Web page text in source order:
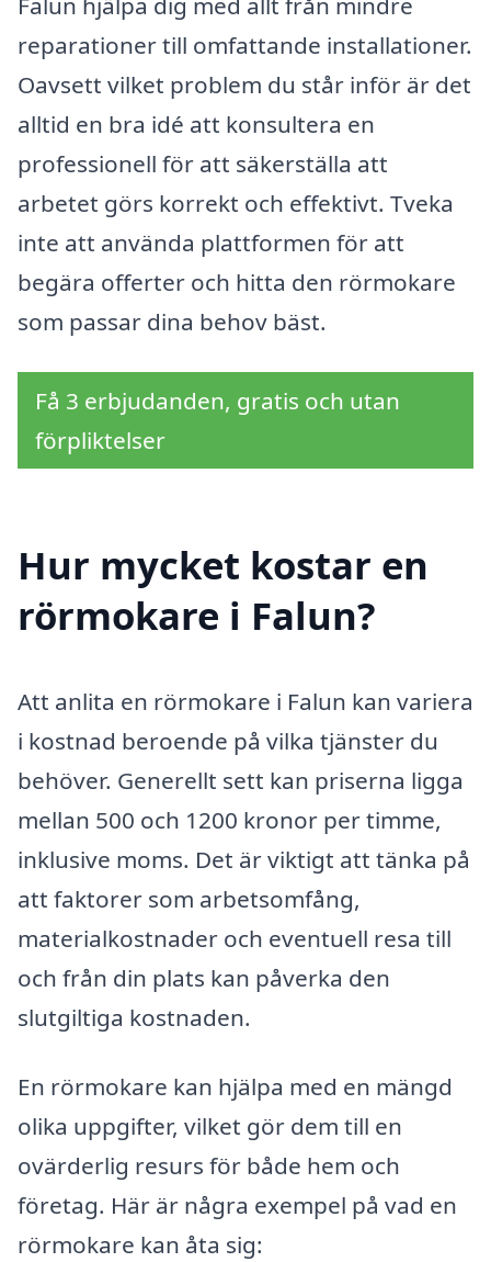
reparationer till omfattande installationer.
Oavsett vilket problem du står inför är det
alltid en bra idé att konsultera en
professionell för att säkerställa att
arbetet görs korrekt och effektivt. Tveka
inte att använda plattformen för att
begära offerter och hitta den rörmokare
som passar dina behov bäst.
Få 3 erbjudanden, gratis och utan
förpliktelser
Hur mycket kostar en
rörmokare i Falun?
Att anlita en rörmokare i Falun kan variera
i kostnad beroende på vilka tjänster du
behöver. Generellt sett kan priserna ligga
mellan 500 och 1200 kronor per timme,
inklusive moms. Det är viktigt att tänka på
att faktorer som arbetsomfång,
materialkostnader och eventuell resa till
och från din plats kan påverka den
slutgiltiga kostnaden.
En rörmokare kan hjälpa med en mängd
olika uppgifter, vilket gör dem till en
ovärderlig resurs för både hem och
företag. Här är några exempel på vad en
rörmokare kan åta sig: